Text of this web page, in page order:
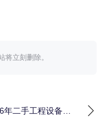
将立刻删除。
年二手工程设备租